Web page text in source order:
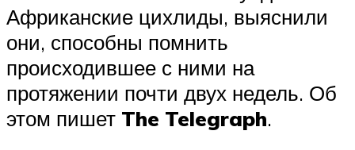
Африканские цихлиды, выяснили
они, способны помнить
происходившее с ними на
протяжении почти двух недель. Об
этом пишет The Telegraph.